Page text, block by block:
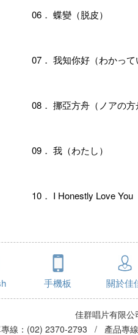
06． 蝶變（脱皮）
07． 我知你好（わかって
08． 挪亞方舟（ノアの方
09． 我（わたし）
10． I Honestly Love You
手機板 關於佳
佳群唱片有限
專線：(02) 2370-2793 / 產品專